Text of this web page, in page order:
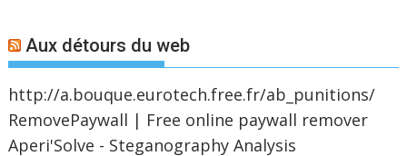
Aux détours du web
http://a.bouque.eurotech.free.fr/ab_punitions/
RemovePaywall | Free online paywall remover
Aperi'Solve - Steganography Analysis